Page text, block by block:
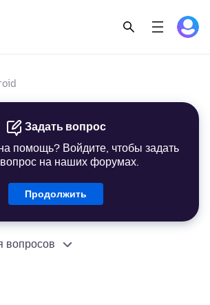
Задать вопрос
помощь? Войдите, чтобы задать
на наших форумах.
Продолжить
вопросов